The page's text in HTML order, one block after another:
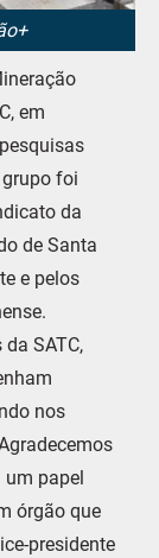
em
foi
da
de Santa
e pelos
SATC,
nos
um papel
órgão que
presidente